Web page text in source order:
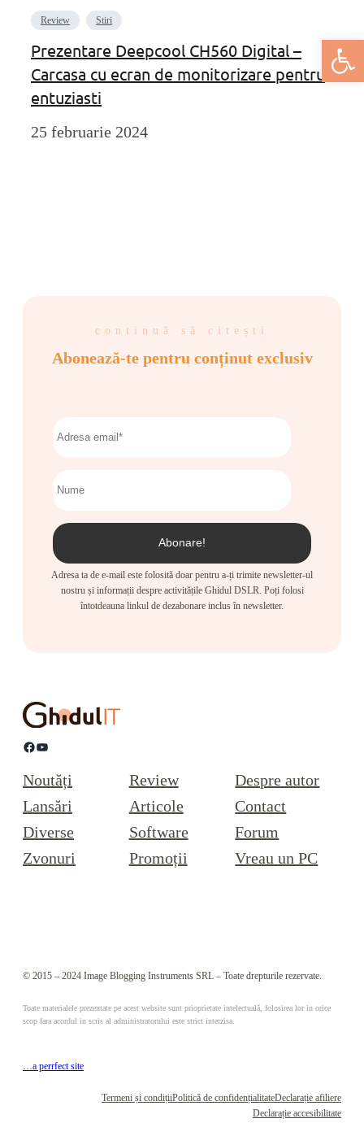
Deschide
Review Stiri
Prezentare Deepcool CH560 Digital –
Carcasa cu ecran de monitorizare pentru
entuziasti
25 februarie 2024
continuă să citești
Abonează-te pentru conținut exclusiv
Adresa ta de e-mail este folosită doar pentru a-ți trimite newsletter-ul
nostru și informații despre activitățile Ghidul DSLR. Poți folosi
întotdeauna linkul de dezabonare inclus în newsletter.
Facebook YouTube
Noutăți
Lansări
Diverse
Zvonuri
Review
Articole
Software
Promoții
Despre autor
Contact
Forum
Vreau un PC
© 2015 – 2024 Image Blogging Instruments SRL – Toate drepturile rezervate.
Toate materialele prezentate pe acest website sunt prioprietate intelectuală, folosirea lor in orice
scop fara acordul in scris al administratorului este strict interzisa.
…a perrfect site
Termeni și condițiiPolitică de confidențialitateDeclarație afiliere
Declarație accesibilitate